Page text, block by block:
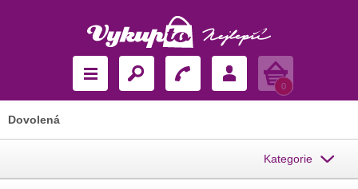
Košík
0
Dovolená
Kategorie